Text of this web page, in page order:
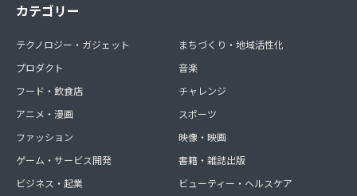
カテゴリー
テクノロジー・ガジェット
プロダクト
フード・飲食店
アニメ・漫画
ファッション
ゲーム・サービス開発
ビジネス・起業
まちづくり・地域活性化
音楽
チャレンジ
スポーツ
映像・映画
書籍・雑誌出版
ビューティー・ヘルスケア